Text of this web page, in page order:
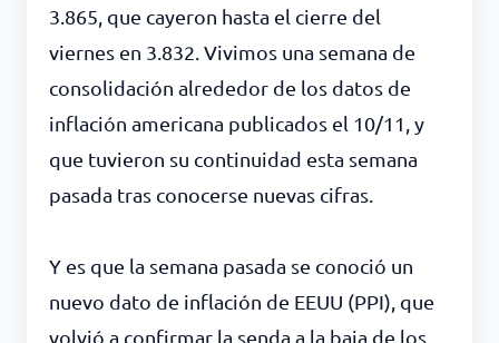
3.865, que cayeron hasta el cierre del
viernes en 3.832. Vivimos una semana de
consolidación alrededor de los datos de
inflación americana publicados el 10/11, y
que tuvieron su continuidad esta semana
pasada tras conocerse nuevas cifras.
Y es que la semana pasada se conoció un
nuevo dato de inflación de EEUU (PPI), que
volvió a confirmar la senda a la baja de los